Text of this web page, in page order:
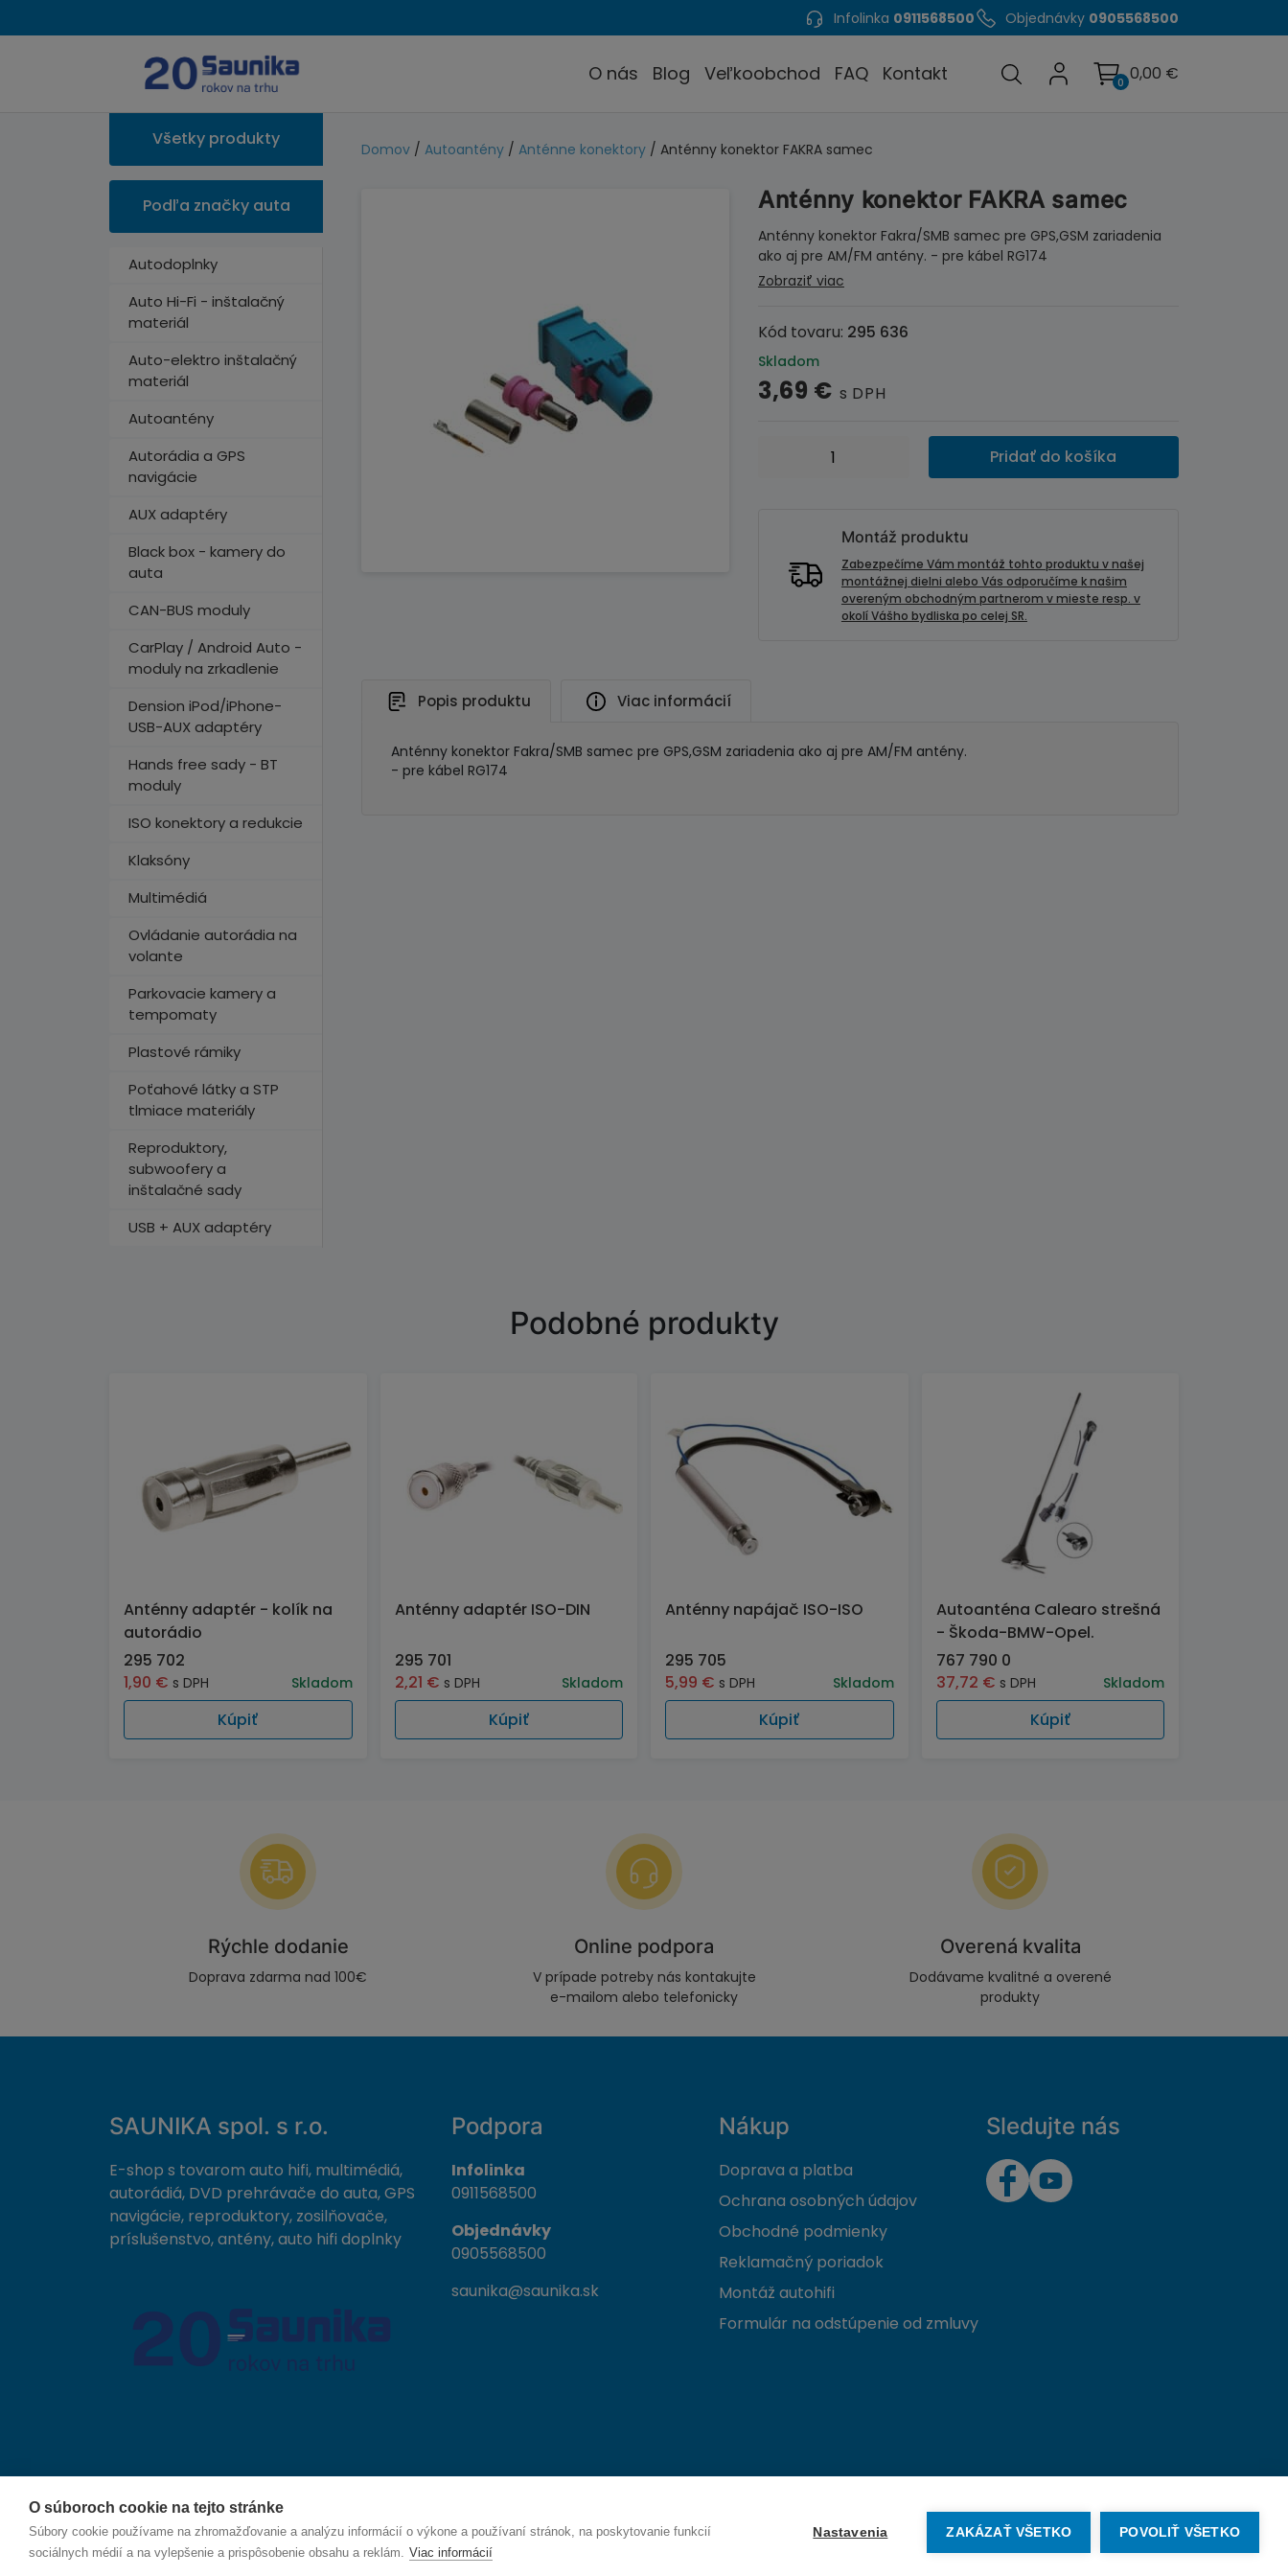
O súboroch cookie na tejto stránke
Súbory cookie používame na zhromažďovanie a analýzu informácií o výkone a používaní stránok, na poskytovanie funkcií
sociálnych médií a na vylepšenie a prispôsobenie obsahu a reklám. Viac informácií
Nastavenia ZAKÁZAŤ VŠETKO POVOLIŤ VŠETKO
Infolinka 0911568500 Objednávky 0905568500
O nás Blog Veľkoobchod FAQ Kontakt 0 0,00 €
Všetky produkty
Podľa značky auta
Autodoplnky
Auto Hi-Fi - inštalačný
materiál
Auto-elektro inštalačný
materiál
Autoantény
Autorádia a GPS
navigácie
AUX adaptéry
Black box - kamery do
auta
CAN-BUS moduly
CarPlay / Android Auto -
moduly na zrkadlenie
Dension iPod/iPhone-
USB-AUX adaptéry
Hands free sady - BT
moduly
ISO konektory a redukcie
Klaksóny
Multimédiá
Ovládanie autorádia na
volante
Parkovacie kamery a
tempomaty
Plastové rámiky
Poťahové látky a STP
tlmiace materiály
Reproduktory,
subwoofery a
inštalačné sady
USB + AUX adaptéry
Domov /Autoantény /Anténne konektory / Anténny konektor FAKRA samec
Anténny konektor FAKRA samec
Anténny konektor Fakra/SMB samec pre GPS,GSM zariadenia
ako aj pre AM/FM antény. - pre kábel RG174
Zobraziť viac
Kód tovaru: 295 636
Skladom
3,69 € s DPH
množstvo
Pridať do košíka
Montáž produktu
Zabezpečíme Vám montáž tohto produktu v našej
montážnej dielni alebo Vás odporučíme k našim
overeným obchodným partnerom v mieste resp. v
okolí Vášho bydliska po celej SR.
Popis produktu Viac informácií
Anténny konektor Fakra/SMB samec pre GPS,GSM zariadenia ako aj pre AM/FM antény.
- pre kábel RG174
Podobné produkty
Anténny adaptér - kolík na
autorádio
295 702
1,90 € s DPH Skladom
Kúpiť
Anténny adaptér ISO-DIN
295 701
2,21 € s DPH Skladom
Kúpiť
Anténny napájač ISO-ISO
295 705
5,99 € s DPH Skladom
Kúpiť
Autoanténa Calearo strešná
- Škoda-BMW-Opel.
767 790 0
37,72 € s DPH Skladom
Kúpiť
Rýchle dodanie
Doprava zdarma nad 100€
Online podpora
V prípade potreby nás kontakujte
e-mailom alebo telefonicky
Overená kvalita
Dodávame kvalitné a overené
produkty
SAUNIKA spol. s r.o.
E-shop s tovarom auto hifi, multimédiá,
autorádiá, DVD prehrávače do auta, GPS
navigácie, reproduktory, zosilňovače,
príslušenstvo, antény, auto hifi doplnky
Podpora
Infolinka
0911568500
Objednávky
0905568500
saunika@saunika.sk
Nákup
Doprava a platba
Ochrana osobných údajov
Obchodné podmienky
Reklamačný poriadok
Montáž autohifi
Formulár na odstúpenie od zmluvy
Sledujte nás
© 2026 SAUNIKA spol. s r.o. Zlatovská 1783, 911 05 Trenčín Vytvorené na mieru oddenva.sk
Právo na odstúpenie od zmluvy — odoslať žiadosť o odstúpenie